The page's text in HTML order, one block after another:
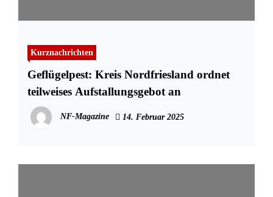
Kurznachrichten
Geflügelpest: Kreis Nordfriesland ordnet
teilweises Aufstallungsgebot an
NF-Magazine 14. Februar 2025